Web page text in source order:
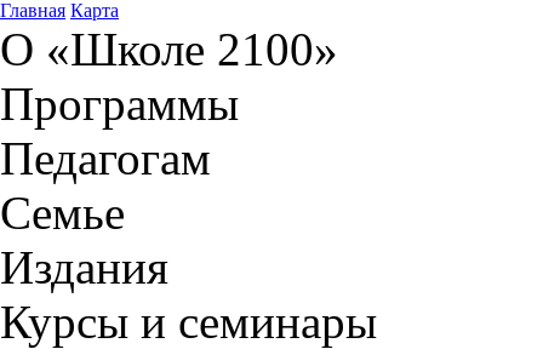
Главная Карта
О «Школе 2100»
Программы
Педагогам
Семье
Издания
Курсы и семинары